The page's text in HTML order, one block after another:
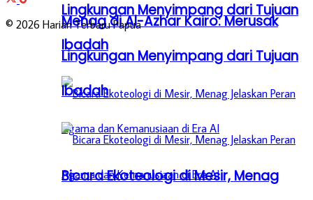
Lingkungan Menyimpang dari Tujuan
Ibadah
Bicara Ekoteologi di Mesir, Menag
Menag di Al-Azhar Kairo: Merusak
Lingkungan Menyimpang dari Tujuan
Ibadah
© 2026 Harian Terbaru Papua